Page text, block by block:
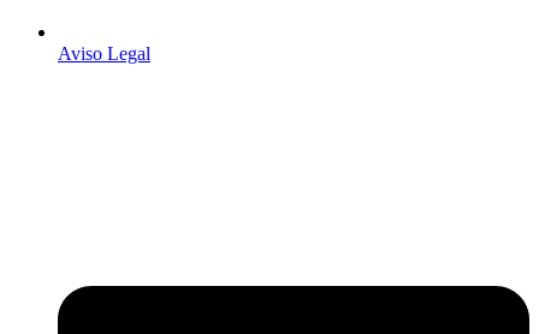
Aviso Legal